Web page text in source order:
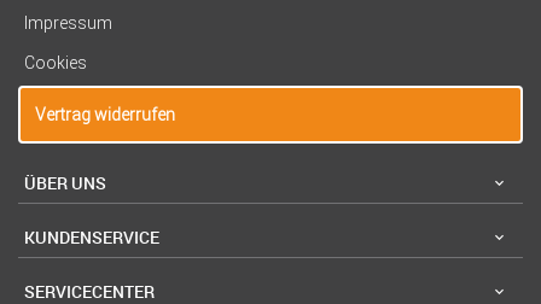
Impressum
Cookies
Vertrag widerrufen
ÜBER UNS
KUNDENSERVICE
SERVICECENTER